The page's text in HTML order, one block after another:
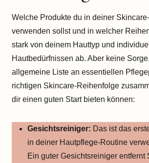
Welche Produkte du in deiner
verwenden sollst und in welcher
stark von deinem Hauttyp und
Hautbedürfnissen ab. Aber keine
allgemeine Liste an essentiellen
richtigen Skincare-Reihenfolge
dir einen guten Start bieten können:
Gesichtsreiniger: Das ist das
in deiner Hautpflege-Routine
Ein guter Gesichtsreiniger entfernt